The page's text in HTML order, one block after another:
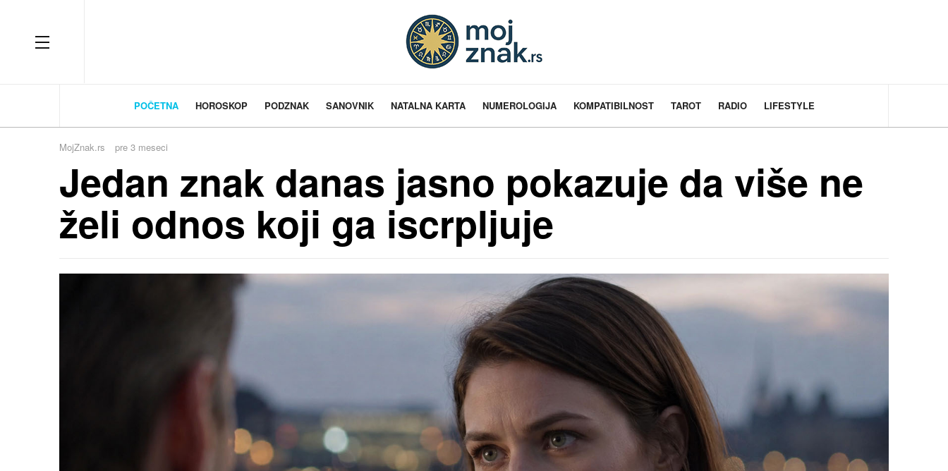
OFF CANVAS
POČETNA HOROSKOP PODZNAK SANOVNIK NATALNA KARTA NUMEROLOGIJA KOMPATIBILNOST TAROT RADIO LIFESTYLE
MojZnak.rs pre 3 meseci
Jedan znak danas jasno pokazuje da više ne
želi odnos koji ga iscrpljuje